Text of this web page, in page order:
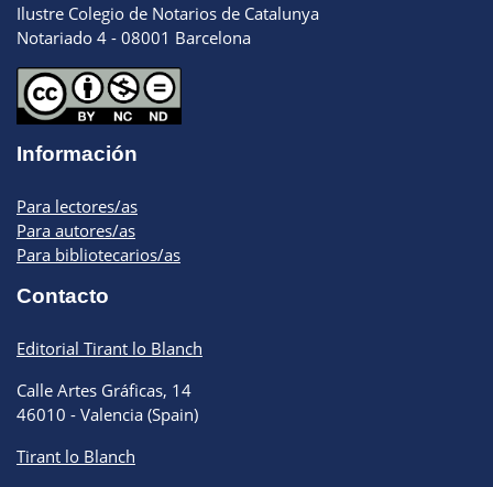
Ilustre Colegio de Notarios de Catalunya
Notariado 4 - 08001 Barcelona
Información
Para lectores/as
Para autores/as
Para bibliotecarios/as
Contacto
Editorial Tirant lo Blanch
Calle Artes Gráficas, 14
46010 - Valencia (Spain)
Tirant lo Blanch